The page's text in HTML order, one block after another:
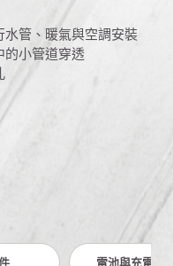
水管、暖氣與空調安裝
的小管道穿透
電池與充電器